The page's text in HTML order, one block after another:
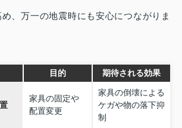
、万一の地震時にも安心につながりま
目的 期待される効果
家具の固定や
配置変更
家具の倒壊による
ケガや物の落下抑
制